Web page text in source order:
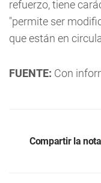
refuerzo, tiene
"permite ser
que están en
FUENTE: Con
Compartir la